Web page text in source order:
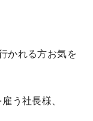
かれる方お気を
う社長様、